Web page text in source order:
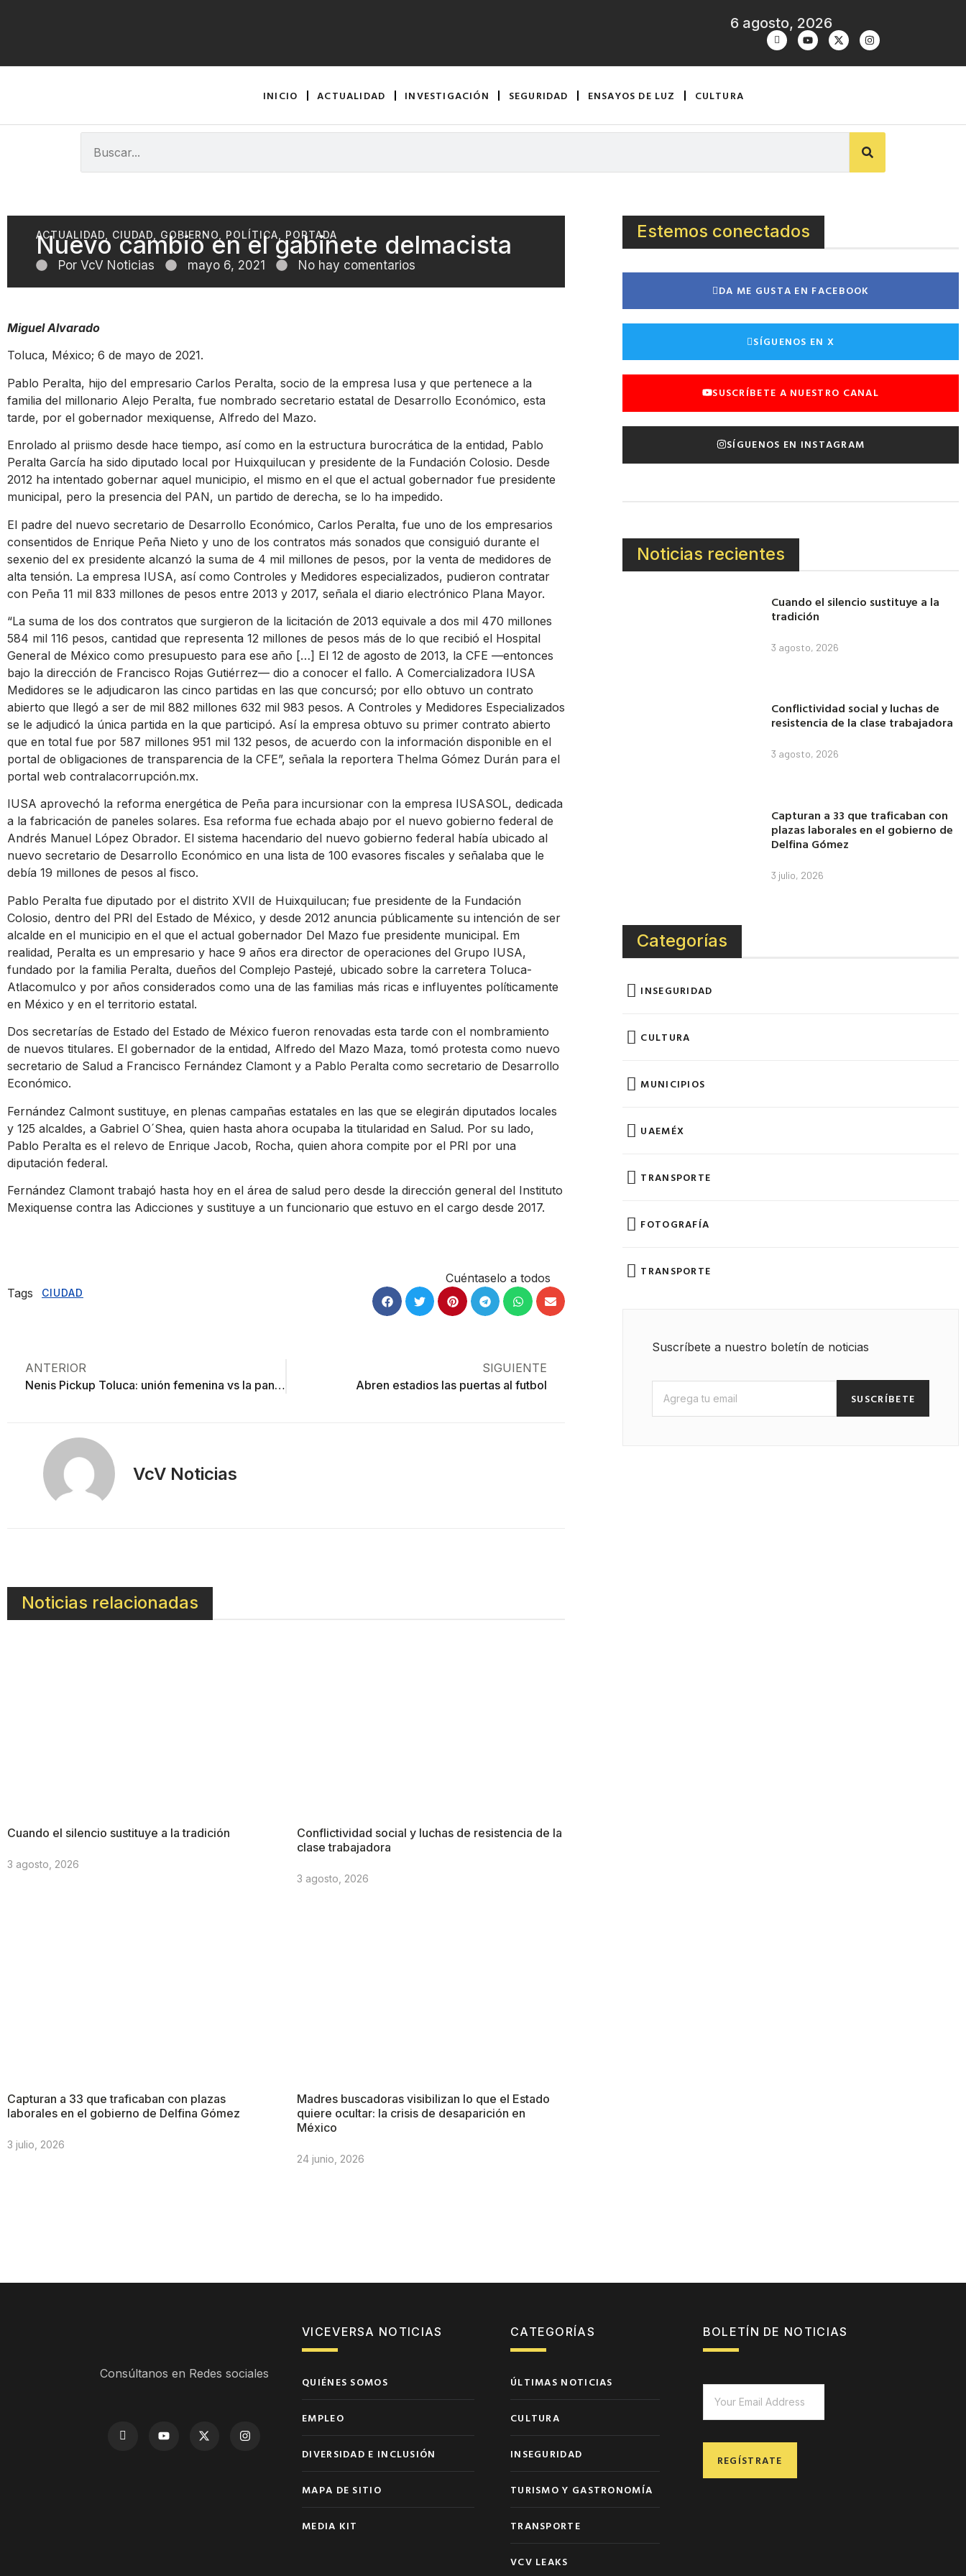
6 agosto, 2026
INICIO ACTUALIDAD INVESTIGACIÓN SEGURIDAD ENSAYOS DE LUZ CULTURA
ACTUALIDAD CIUDAD GOBIERNO POLÍTICA PORTADA
Nuevo cambio en el gabinete delmacista
Por VcV Noticias mayo 6, 2021 No hay comentarios
Miguel Alvarado
Toluca, México; 6 de mayo de 2021.
Pablo Peralta, hijo del empresario Carlos Peralta, socio de la empresa Iusa y que pertenece a la
familia del millonario Alejo Peralta, fue nombrado secretario estatal de Desarrollo Económico, esta
tarde, por el gobernador mexiquense, Alfredo del Mazo.
Enrolado al priismo desde hace tiempo, así como en la estructura burocrática de la entidad, Pablo
Peralta García ha sido diputado local por Huixquilucan y presidente de la Fundación Colosio. Desde
2012 ha intentado gobernar aquel municipio, el mismo en el que el actual gobernador fue presidente
municipal, pero la presencia del PAN, un partido de derecha, se lo ha impedido.
El padre del nuevo secretario de Desarrollo Económico, Carlos Peralta, fue uno de los empresarios
consentidos de Enrique Peña Nieto y uno de los contratos más sonados que consiguió durante el
sexenio del ex presidente alcanzó la suma de 4 mil millones de pesos, por la venta de medidores de
alta tensión. La empresa IUSA, así como Controles y Medidores especializados, pudieron contratar
con Peña 11 mil 833 millones de pesos entre 2013 y 2017, señala el diario electrónico Plana Mayor.
“La suma de los dos contratos que surgieron de la licitación de 2013 equivale a dos mil 470 millones
584 mil 116 pesos, cantidad que representa 12 millones de pesos más de lo que recibió el Hospital
General de México como presupuesto para ese año […] El 12 de agosto de 2013, la CFE —entonces
bajo la dirección de Francisco Rojas Gutiérrez— dio a conocer el fallo. A Comercializadora IUSA
Medidores se le adjudicaron las cinco partidas en las que concursó; por ello obtuvo un contrato
abierto que llegó a ser de mil 882 millones 632 mil 983 pesos. A Controles y Medidores Especializados
se le adjudicó la única partida en la que participó. Así la empresa obtuvo su primer contrato abierto
que en total fue por 587 millones 951 mil 132 pesos, de acuerdo con la información disponible en el
portal de obligaciones de transparencia de la CFE”, señala la reportera Thelma Gómez Durán para el
portal web contralacorrupción.mx.
IUSA aprovechó la reforma energética de Peña para incursionar con la empresa IUSASOL, dedicada
a la fabricación de paneles solares. Esa reforma fue echada abajo por el nuevo gobierno federal de
Andrés Manuel López Obrador. El sistema hacendario del nuevo gobierno federal había ubicado al
nuevo secretario de Desarrollo Económico en una lista de 100 evasores fiscales y señalaba que le
debía 19 millones de pesos al fisco.
Pablo Peralta fue diputado por el distrito XVII de Huixquilucan; fue presidente de la Fundación
Colosio, dentro del PRI del Estado de México, y desde 2012 anuncia públicamente su intención de ser
alcalde en el municipio en el que el actual gobernador Del Mazo fue presidente municipal. Em
realidad, Peralta es un empresario y hace 9 años era director de operaciones del Grupo IUSA,
fundado por la familia Peralta, dueños del Complejo Pastejé, ubicado sobre la carretera Toluca-
Atlacomulco y por años considerados como una de las familias más ricas e influyentes políticamente
en México y en el territorio estatal.
Dos secretarías de Estado del Estado de México fueron renovadas esta tarde con el nombramiento
de nuevos titulares. El gobernador de la entidad, Alfredo del Mazo Maza, tomó protesta como nuevo
secretario de Salud a Francisco Fernández Clamont y a Pablo Peralta como secretario de Desarrollo
Económico.
Fernández Calmont sustituye, en plenas campañas estatales en las que se elegirán diputados locales
y 125 alcaldes, a Gabriel O´Shea, quien hasta ahora ocupaba la titularidad en Salud. Por su lado,
Pablo Peralta es el relevo de Enrique Jacob, Rocha, quien ahora compite por el PRI por una
diputación federal.
Fernández Clamont trabajó hasta hoy en el área de salud pero desde la dirección general del Instituto
Mexiquense contra las Adicciones y sustituye a un funcionario que estuvo en el cargo desde 2017.
Tags CIUDAD
Cuéntaselo a todos
ANTERIOR
Nenis Pickup Toluca: unión femenina vs la pandemia
SIGUIENTE
Abren estadios las puertas al futbol
VcV Noticias
Noticias relacionadas
Cuando el silencio sustituye a la tradición
3 agosto, 2026
Conflictividad social y luchas de resistencia de la
clase trabajadora
3 agosto, 2026
Capturan a 33 que traficaban con plazas
laborales en el gobierno de Delfina Gómez
3 julio, 2026
Madres buscadoras visibilizan lo que el Estado
quiere ocultar: la crisis de desaparición en
México
24 junio, 2026
Estemos conectados
DA ME GUSTA EN FACEBOOK
SÍGUENOS EN X
SUSCRÍBETE A NUESTRO CANAL
SÍGUENOS EN INSTAGRAM
Noticias recientes
Cuando el silencio sustituye a la
tradición
3 agosto, 2026
Conflictividad social y luchas de
resistencia de la clase trabajadora
3 agosto, 2026
Capturan a 33 que traficaban con
plazas laborales en el gobierno de
Delfina Gómez
3 julio, 2026
Categorías
INSEGURIDAD
CULTURA
MUNICIPIOS
UAEMÉX
TRANSPORTE
FOTOGRAFÍA
TRANSPORTE
Suscríbete a nuestro boletín de noticias
SUSCRÍBETE
Consúltanos en Redes sociales
VICEVERSA NOTICIAS
QUIÉNES SOMOS
EMPLEO
DIVERSIDAD E INCLUSIÓN
MAPA DE SITIO
MEDIA KIT
CATEGORÍAS
ÚLTIMAS NOTICIAS
CULTURA
INSEGURIDAD
TURISMO Y GASTRONOMÍA
TRANSPORTE
VCV LEAKS
BOLETÍN DE NOTICIAS
REGÍSTRATE